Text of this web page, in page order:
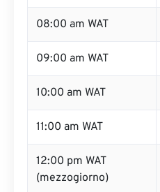
08:00 am WAT
09:00 am WAT
10:00 am WAT
11:00 am WAT
12:00 pm WAT
(mezzogiorno)